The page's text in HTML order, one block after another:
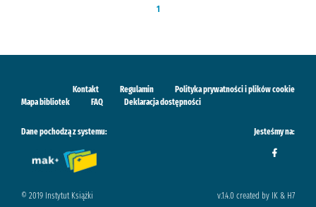
1
Kontakt Regulamin
Polityka prywatności i plików cookie
Mapa bibliotek
FAQ Deklaracja dostępności
Dane pochodzą z systemu: Jesteśmy na:
© 2019 Instytut Książki v.1.4.0 created by IK & H7